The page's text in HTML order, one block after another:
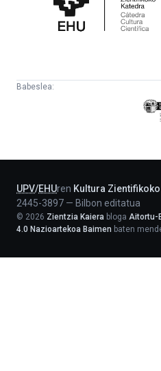
Katedra
Babeslea:
UPV/EHUren Kultura
2445-3897 — Bilbon editatua
© 2026 Zientzia Kaiera bloga Aitortu-
4.0 Nazioartekoa Baimen baten